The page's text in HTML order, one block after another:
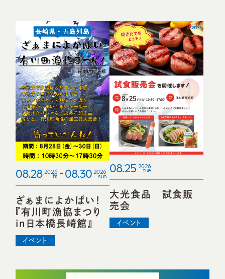
08.28 2026
fri 08.30 2026
sun
ざぁまによかばい！
『有川町漁協まつり
in日本橋長崎館』
イベント
08.25 2026
tue
大光食品 試食販
売会
イベント